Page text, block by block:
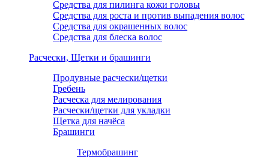
Средства для пилинга кожи головы
Средства для роста и против выпадения волос
Средства для окрашенных волос
Средства для блеска волос
Расчески, Щетки и брашинги
Продувные расчески/щетки
Гребень
Расческа для мелирования
Расчески/щетки для укладки
Щетка для начёса
Брашинги
Термобрашинг